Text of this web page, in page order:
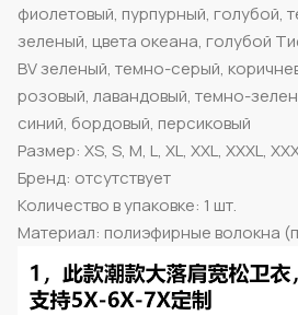
фиолетовый, пурпурный, голубой,
зеленый, цвета океана, голубой
BV зеленый, темно-серый,
розовый, лавандовый, темно-
синий, бордовый, персиковый
Размер: XS, S, M, L, XL, XXL, XXXL,
Бренд: отсутствует
Количество в упаковке: 1 шт.
Материал: полиэфирные волокна